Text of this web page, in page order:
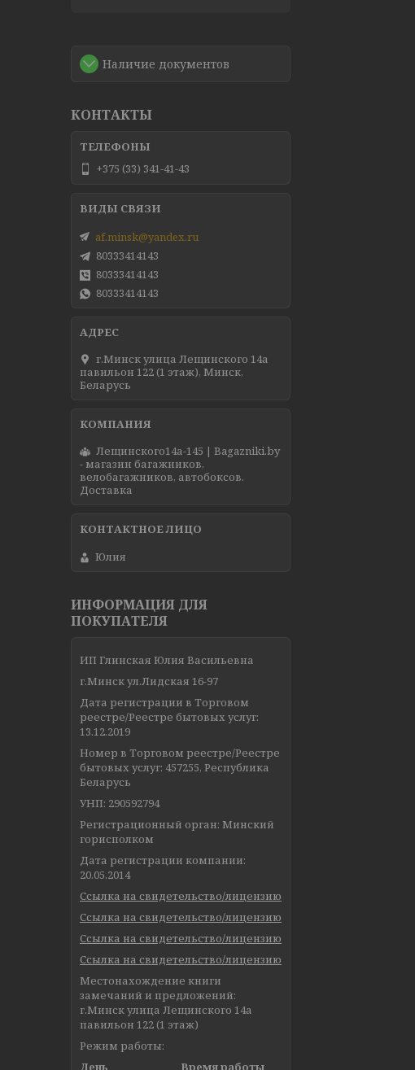
Наличие документов
КОНТАКТЫ
+375 (33) 341-41-43
af.minsk@yandex.ru
80333414143
80333414143
80333414143
г.Минск улица Лещинского 14а
павильон 122 (1 этаж), Минск,
Беларусь
Лещинского14а-145 | Bagazniki.by
- магазин багажников,
велобагажников, автобоксов.
Доставка
Юлия
ИНФОРМАЦИЯ ДЛЯ
ПОКУПАТЕЛЯ
ИП Глинская Юлия Васильевна
г.Минск ул.Лидская 16-97
Дата регистрации в Торговом
реестре/Реестре бытовых услуг:
13.12.2019
Номер в Торговом реестре/Реестре
бытовых услуг: 457255, Республика
Беларусь
УНП: 290592794
Регистрационный орган: Минский
горисполком
Дата регистрации компании:
20.05.2014
Ссылка на свидетельство/лицензию
Ссылка на свидетельство/лицензию
Ссылка на свидетельство/лицензию
Ссылка на свидетельство/лицензию
Местонахождение книги
замечаний и предложений:
г.Минск улица Лещинского 14а
павильон 122 (1 этаж)
Режим работы:
День
Время работы